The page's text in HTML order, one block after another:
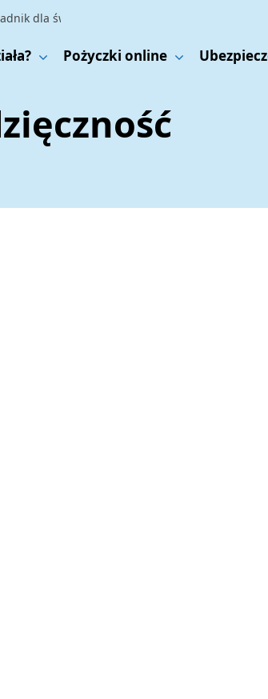
dla świadomych finansowo Ubezpieczenie
Pożyczki online